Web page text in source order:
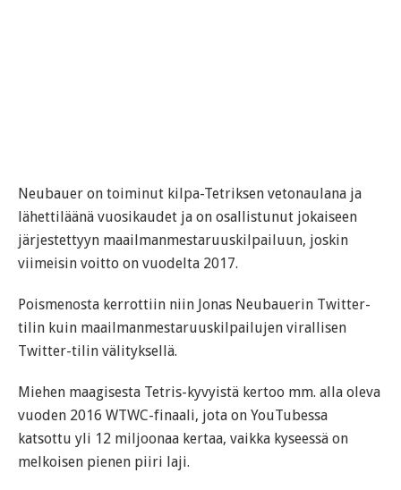
Neubauer on toiminut kilpa-Tetriksen vetonaulana ja
lähettiläänä vuosikaudet ja on osallistunut jokaiseen
järjestettyyn maailmanmestaruuskilpailuun, joskin
viimeisin voitto on vuodelta 2017.
Poismenosta kerrottiin niin Jonas Neubauerin Twitter-
tilin kuin maailmanmestaruuskilpailujen virallisen
Twitter-tilin välityksellä.
Miehen maagisesta Tetris-kyvyistä kertoo mm. alla oleva
vuoden 2016 WTWC-finaali, jota on YouTubessa
katsottu yli 12 miljoonaa kertaa, vaikka kyseessä on
melkoisen pienen piiri laji.